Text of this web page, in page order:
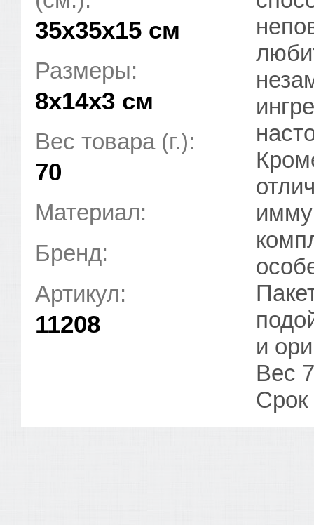
35x35x15 см
Размеры:
8х14х3 см
Вес товара (г.):
70
Материал:
Бренд:
Артикул:
11208
и
Вес
Срок